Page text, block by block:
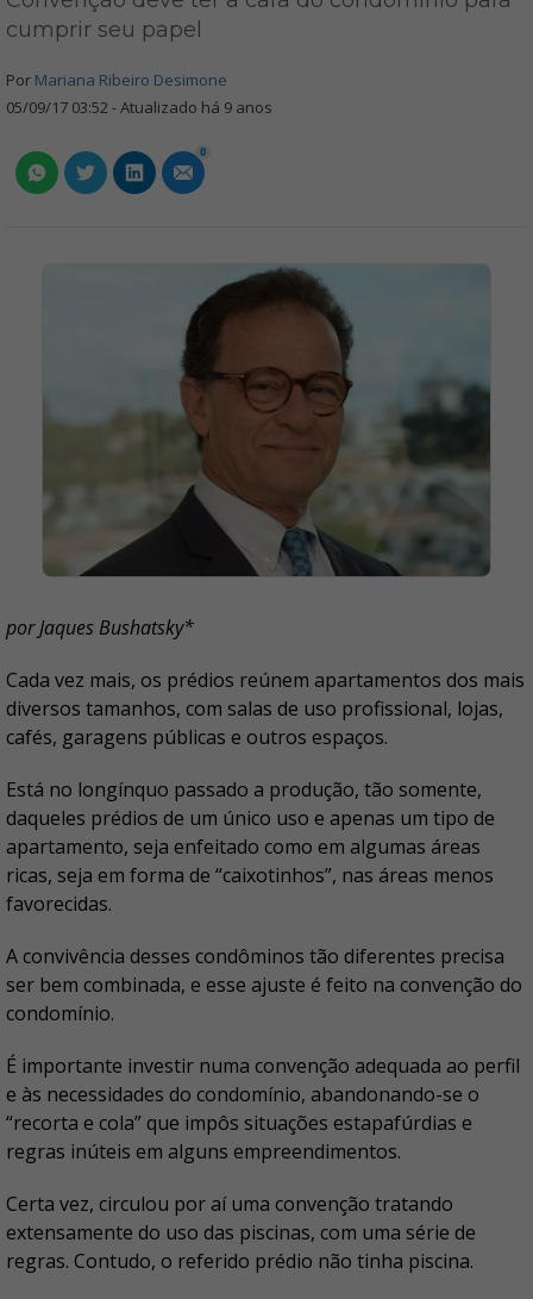
cumprir seu papel
Por Mariana Ribeiro Desimone
05/09/17 03:52 - Atualizado há 9 anos
0
por Jaques Bushatsky*
Cada vez mais, os prédios reúnem apartamentos dos mais
diversos tamanhos, com salas de uso profissional, lojas,
cafés, garagens públicas e outros espaços.
Está no longínquo passado a produção, tão somente,
daqueles prédios de um único uso e apenas um tipo de
apartamento, seja enfeitado como em algumas áreas
ricas, seja em forma de “caixotinhos”, nas áreas menos
favorecidas.
A convivência desses condôminos tão diferentes precisa
ser bem combinada, e esse ajuste é feito na convenção do
condomínio.
É importante investir numa convenção adequada ao perfil
e às necessidades do condomínio, abandonando-se o
“recorta e cola” que impôs situações estapafúrdias e
regras inúteis em alguns empreendimentos.
Certa vez, circulou por aí uma convenção tratando
extensamente do uso das piscinas, com uma série de
regras. Contudo, o referido prédio não tinha piscina.